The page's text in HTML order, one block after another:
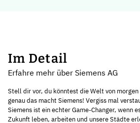
Im Detail
Erfahre mehr über Siemens AG
Stell dir vor, du könntest die Welt von
genau das macht Siemens! Vergiss mal
Siemens ist ein echter Game-Changer, wenn
Zukunft leben, arbeiten und unsere Städte